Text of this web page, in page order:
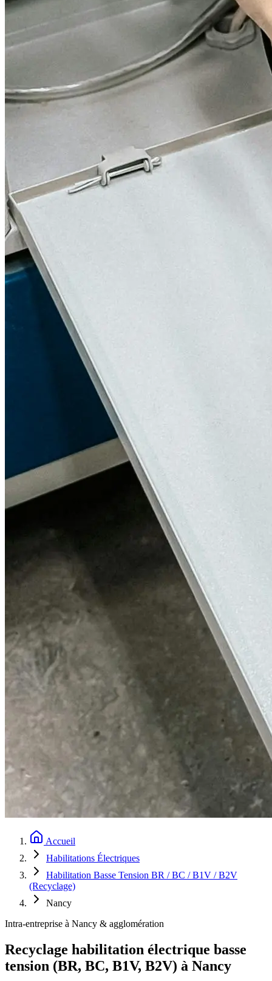
Accueil
Habilitations Électriques
Habilitation Basse Tension BR / BC / B1V / B2V
(Recyclage)
Nancy
Intra-entreprise à Nancy & agglomération
Recyclage habilitation électrique basse
tension (BR, BC, B1V, B2V) à Nancy